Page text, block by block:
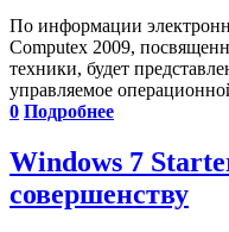
По информации
Computex 2009,
техники, будет
управляемое
0 Подробнее
Windows 7
совершенству